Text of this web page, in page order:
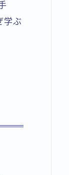
学ぶ